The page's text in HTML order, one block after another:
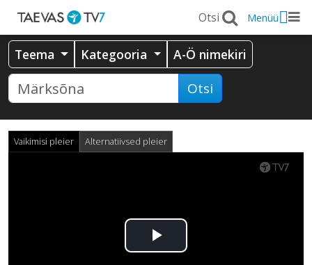
Menüü
Teema Kategooria A-Ö nimekiri
Otsi
Vaikimisi pleier Alternatiivsed pleier
Esita